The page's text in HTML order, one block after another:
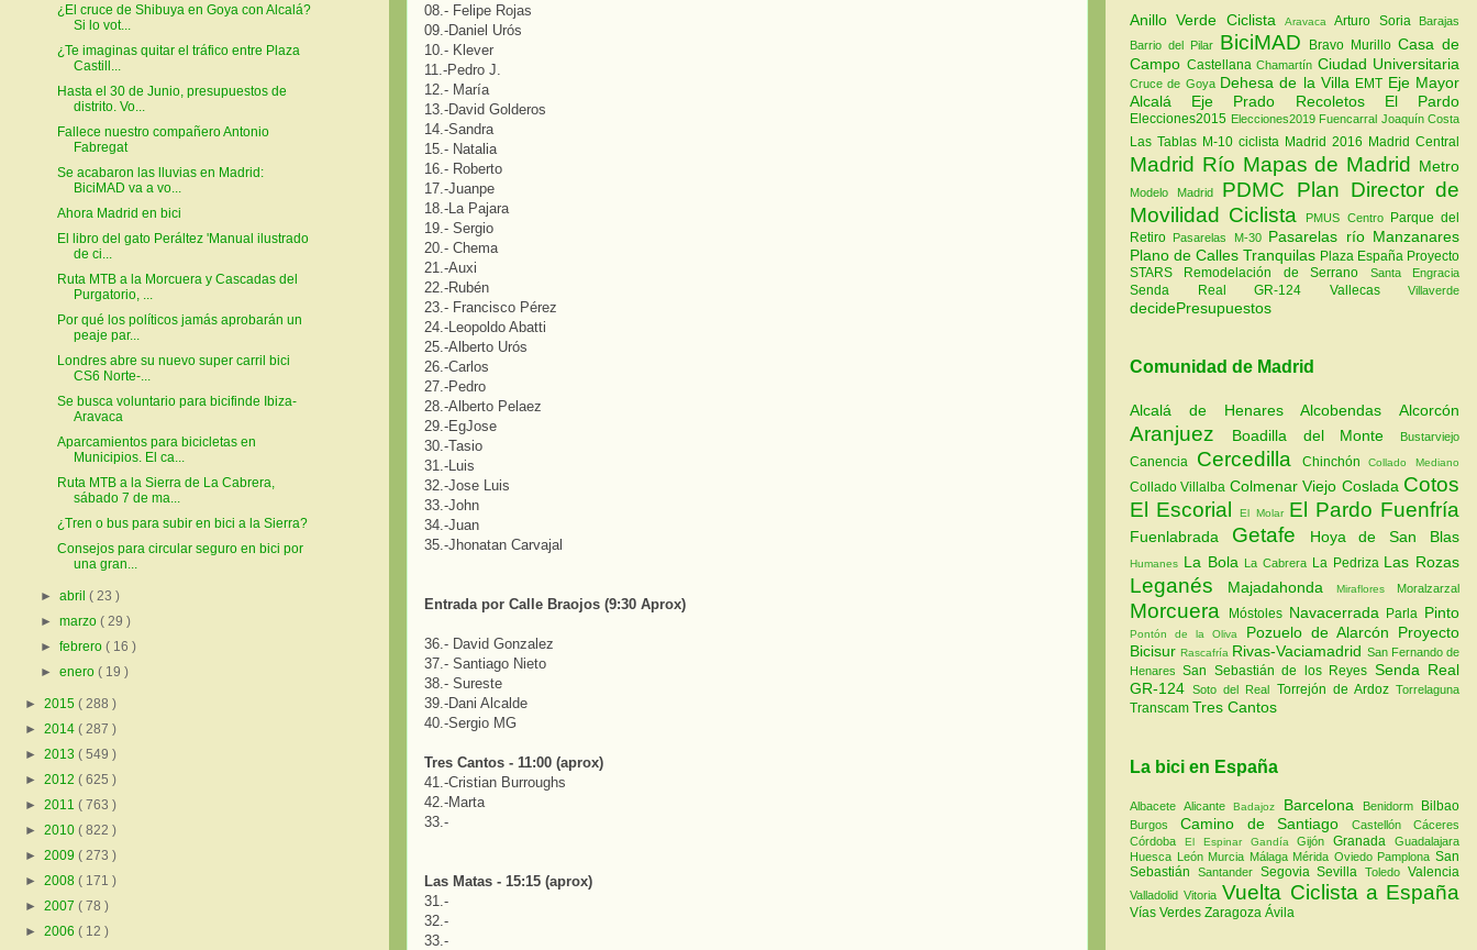
08.- Felipe Rojas
09.-Daniel Urós
10.- Klever
11.-Pedro J.
12.- María
13.-David Golderos
14.-Sandra
15.- Natalia
16.- Roberto
17.-Juanpe
18.-La Pajara
19.- Sergio
20.- Chema
21.-Auxi
22.-Rubén
23.- Francisco Pérez
24.-Leopoldo Abatti
25.-Alberto Urós
26.-Carlos
27.-Pedro
28.-Alberto Pelaez
29.-EgJose
30.-Tasio
31.-Luis
32.-Jose Luis
33.-John
34.-Juan
35.-Jhonatan Carvajal
Entrada por Calle Braojos (9:30 Aprox)
36.- David Gonzalez
37.- Santiago Nieto
38.- Sureste
39.-Dani Alcalde
40.-Sergio MG
Tres Cantos - 11:00 (aprox)
41.-Cristian Burroughs
42.-Marta
33.-
Las Matas - 15:15 (aprox)
31.-
32.-
33.-
¿El cruce de Shibuya en Goya con Alcalá?
Si lo vot...
¿Te imaginas quitar el tráfico entre Plaza
Castill...
Hasta el 30 de Junio, presupuestos de
distrito. Vo...
Fallece nuestro compañero Antonio
Fabregat
Se acabaron las lluvias en Madrid:
BiciMAD va a vo...
Ahora Madrid en bici
El libro del gato Peráltez 'Manual ilustrado
de ci...
Ruta MTB a la Morcuera y Cascadas del
Purgatorio, ...
Por qué los políticos jamás aprobarán un
peaje par...
Londres abre su nuevo super carril bici
CS6 Norte-...
Se busca voluntario para bicifinde Ibiza-
Aravaca
Aparcamientos para bicicletas en
Municipios. El ca...
Ruta MTB a la Sierra de La Cabrera,
sábado 7 de ma...
¿Tren o bus para subir en bici a la Sierra?
Consejos para circular seguro en bici por
una gran...
►abril( 23 )
►marzo( 29 )
►febrero( 16 )
►enero( 19 )
► 2015 ( 288 )
► 2014 ( 287 )
► 2013 ( 549 )
► 2012 ( 625 )
► 2011 ( 763 )
► 2010 ( 822 )
► 2009 ( 273 )
► 2008 ( 171 )
► 2007 ( 78 )
► 2006 ( 12 )
Anillo Verde Ciclista AravacaArturo Soria
Barajas
Barrio del Pilar BiciMAD Bravo MurilloCasa de
Campo Castellana Chamartín Ciudad Universitaria
Cruce de Goya Dehesa de la Villa EMT Eje Mayor
Alcalá Eje Prado Recoletos El Pardo
Elecciones2015 Elecciones2019 Fuencarral Joaquín Costa
Las Tablas M-10 ciclista Madrid 2016 Madrid Central
Madrid Río Mapas de Madrid Metro
Modelo Madrid PDMC Plan Director de
Movilidad Ciclista
PMUS Centro Parque del
Retiro Pasarelas M-30 Pasarelas río Manzanares
Plano de Calles Tranquilas Plaza España Proyecto
STARS Remodelación de Serrano Santa Engracia
Senda Real GR-124 Vallecas Villaverde
decidePresupuestos
Comunidad de Madrid
Alcalá de HenaresAlcobendas Alcorcón
Aranjuez Boadilla del Monte Bustarviejo
Canencia Cercedilla ChinchónCollado Mediano
Collado Villalba Colmenar Viejo Coslada Cotos
El EscorialEl Molar El Pardo Fuenfría
Fuenlabrada Getafe Hoya de San Blas
Humanes La Bola La Cabrera La Pedriza Las Rozas
Leganés Majadahonda Miraflores Moralzarzal
Morcuera Móstoles Navacerrada Parla Pinto
Pontón de la Oliva Pozuelo de Alarcón Proyecto
BicisurRascafría Rivas-Vaciamadrid San Fernando de
HenaresSan Sebastián de los Reyes Senda Real
GR-124Soto del Real Torrejón de ArdozTorrelaguna
Transcam Tres Cantos
La bici en España
AlbaceteAlicanteBadajoz Barcelona Benidorm Bilbao
Burgos Camino de SantiagoCastellónCáceres
Córdoba El Espinar GandíaGijónGranadaGuadalajara
Huesca León Murcia Málaga Mérida Oviedo PamplonaSan
Sebastián Santander SegoviaSevillaToledoValencia
ValladolidVitoria Vuelta Ciclista a España
Vías Verdes Zaragoza Ávila